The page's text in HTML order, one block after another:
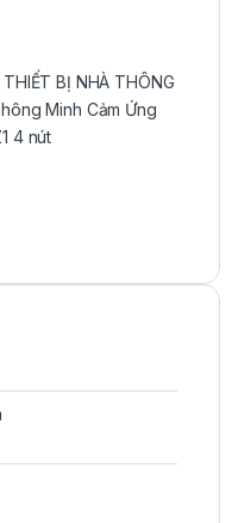
THIẾT BỊ NHÀ THÔNG
Minh Cảm Ứng
4 nút